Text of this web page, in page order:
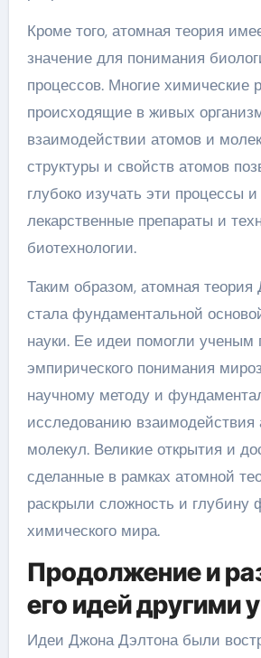
Кроме того, атомная теория
значение для понимания
процессов. Многие химические
происходящие в живых
взаимодействии атомов и
структуры и свойств атомов
глубоко изучать эти процессы
лекарственные препараты и
биотехнологии.
Таким образом, атомная
стала фундаментальной
науки. Ее идеи помогли ученым
эмпирического понимания
научному методу и
исследованию взаимодействия
молекул. Великие открытия и
сделанные в рамках атомной
раскрыли сложность и глубину
химического мира.
Продолжение и
его идей другими
Идеи Джона Дэлтона были